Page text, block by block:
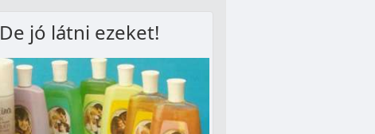
De jó látni ezeket!